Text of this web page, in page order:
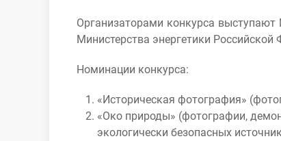
Организаторами конкурса
Министерства энергетики
Номинации конкурса:
«Историческая фотография»
«Око природы» (фотографии,
экологически безопасных